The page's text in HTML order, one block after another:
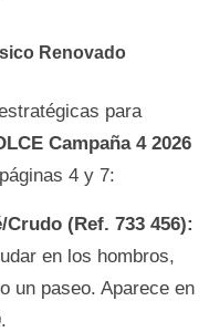
Renovado
para
Campaña 4 2026
4 y 7:
(Ref. 733 456):
en los hombros,
un paseo. Aparece en